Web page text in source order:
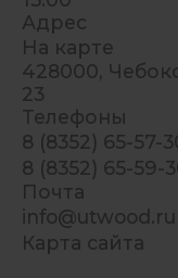
Адрес
На карте
428000,
23
Телефоны
8 (8352) 65-57-
8 (8352) 65-
Почта
info@utwood.ru
Карта сайта